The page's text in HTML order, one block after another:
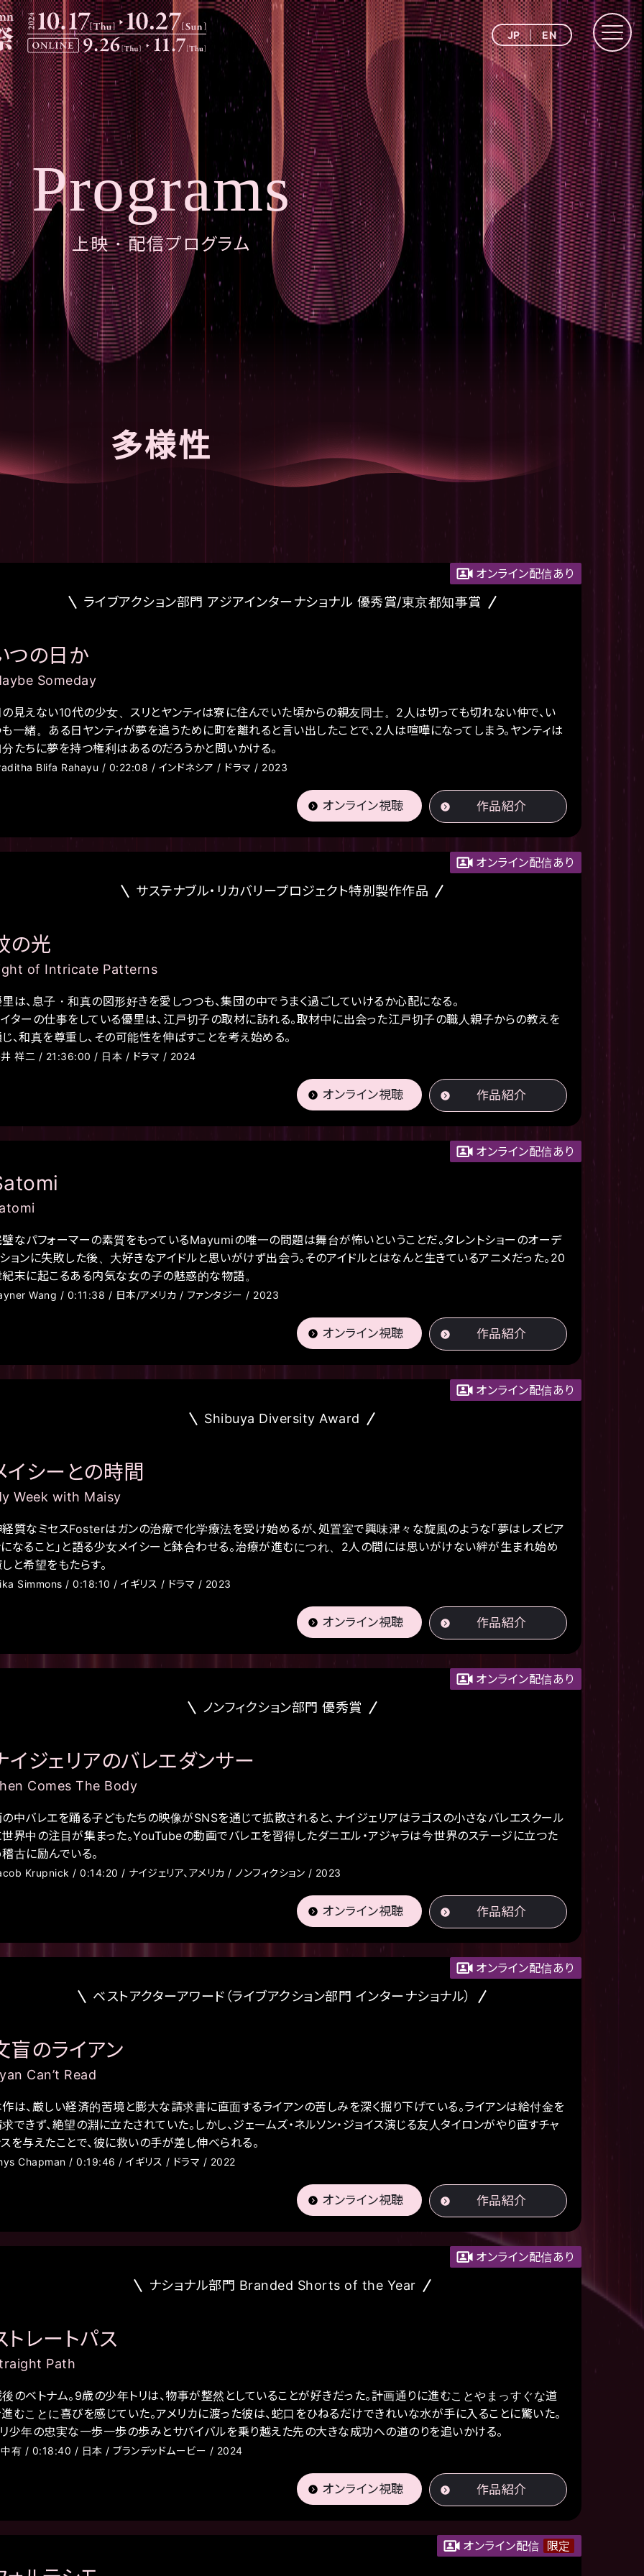
JP EN
Programs
上映・配信プログラム
多様性
オンライン配信あり
ライブアクション部門 アジアインターナショナル 優秀賞/東京都知事賞
つの日か
Someday
見えない10代の少女、スリとヤンティは寮に住んでいた頃からの親友同士。2人は切っても切れない仲で、い
一緒。ある日ヤンティが夢を追うために町を離れると言い出したことで、2人は喧嘩になってしまう。ヤンティは
たちに夢を持つ権利はあるのだろうかと問いかける。
Blifa Rahayu / 0:22:08 / インドネシア / ドラマ / 2023
オンライン視聴 作品紹介
オンライン配信あり
サステナブル・リカバリープロジェクト特別製作作品
の光
of Intricate Patterns
は、息子・和真の図形好きを愛しつつも、集団の中でうまく過ごしていけるか心配になる。
ターの仕事をしている優里は、江戸切子の取材に訪れる。取材中に出会った江戸切子の職人親子からの教えを
、和真を尊重し、その可能性を伸ばすことを考え始める。
祥二 / 21:36:00 / 日本 / ドラマ / 2024
オンライン視聴 作品紹介
オンライン配信あり
なパフォーマーの素質をもっているMayumiの唯一の問題は舞台が怖いということだ。タレントショーのオーデ
ョンに失敗した後、大好きなアイドルと思いがけず出会う。そのアイドルとはなんと生きているアニメだった。20
末に起こるある内気な女の子の魅惑的な物語。
Wang / 0:11:38 / 日本/アメリカ / ファンタジー / 2023
オンライン視聴 作品紹介
オンライン配信あり
Shibuya Diversity Award
イシーとの時間
Week with Maisy
質なミセスFosterはガンの治療で化学療法を受け始めるが、処置室で興味津々な旋風のような「夢はレズビア
なること」と語る少女メイシーと鉢合わせる。治療が進むにつれ、2人の間には思いがけない絆が生まれ始め
と希望をもたらす。
Simmons / 0:18:10 / イギリス / ドラマ / 2023
オンライン視聴 作品紹介
オンライン配信あり
ノンフィクション部門 優秀賞
イジェリアのバレエダンサー
Comes The Body
中バレエを踊る子どもたちの映像がSNSを通じて拡散されると、ナイジェリアはラゴスの小さなバレエスクール
界中の注目が集まった。YouTubeの動画でバレエを習得したダニエル・アジャラは今世界のステージに立つた
古に励んでいる。
Krupnick / 0:14:20 / ナイジェリア、アメリカ / ノンフィクション / 2023
オンライン視聴 作品紹介
オンライン配信あり
ベストアクターアワード（ライブアクション部門 インターナショナル）
盲のライアン
Can’t Read
は、厳しい経済的苦境と膨大な請求書に直面するライアンの苦しみを深く掘り下げている。ライアンは給付金を
できず、絶望の淵に立たされていた。しかし、ジェームズ・ネルソン・ジョイス演じる友人タイロンがやり直すチャ
を与えたことで、彼に救いの手が差し伸べられる。
Chapman / 0:19:46 / イギリス / ドラマ / 2022
オンライン視聴 作品紹介
オンライン配信あり
ナショナル部門 Branded Shorts of the Year
トレートパス
Path
のベトナム。9歳の少年トリは、物事が整然としていることが好きだった。計画通りに進むことやまっすぐな道
むことに喜びを感じていた。アメリカに渡った彼は、蛇口をひねるだけできれいな水が手に入ることに驚いた。
少年の忠実な一歩一歩の歩みとサバイバルを乗り越えた先の大きな成功への道のりを追いかける。
有 / 0:18:40 / 日本 / ブランデッドムービー / 2024
オンライン視聴 作品紹介
オンライン配信 限定